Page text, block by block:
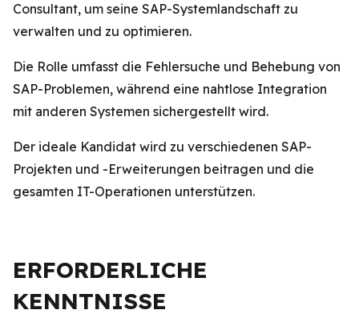
Consultant, um seine SAP-Systemlandschaft zu
verwalten und zu optimieren.
Die Rolle umfasst die Fehlersuche und Behebung von
SAP-Problemen, während eine nahtlose Integration
mit anderen Systemen sichergestellt wird.
Der ideale Kandidat wird zu verschiedenen SAP-
Projekten und -Erweiterungen beitragen und die
gesamten IT-Operationen unterstützen.
ERFORDERLICHE
KENNTNISSE